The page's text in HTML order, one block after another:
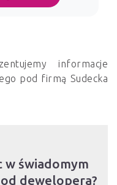
informacje
pod firmą Sudecka
w świadomym
dewelopera?